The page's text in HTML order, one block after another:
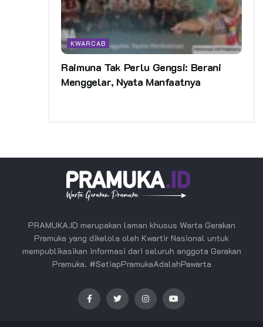
KWARCAB
Raimuna Tak Perlu Gengsi: Berani
Menggelar, Nyata Manfaatnya
PRAMUKA.ID merupakan laman khusus Warta Gerakan
Pramuka yang dikelola oleh Kwartir Nasional untuk
mempublikasikan informasi dari seluruh anggota Gerakan
Pramuka. #SetiapPramukaAdalahPewarta